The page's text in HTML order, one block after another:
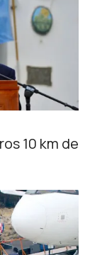
10 km de